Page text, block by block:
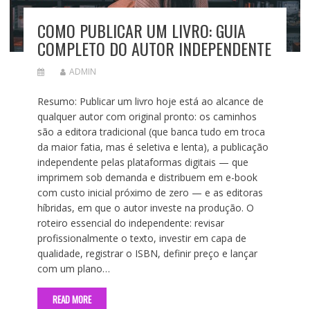
COMO PUBLICAR UM LIVRO: GUIA
COMPLETO DO AUTOR INDEPENDENTE
ADMIN
Resumo: Publicar um livro hoje está ao alcance de
qualquer autor com original pronto: os caminhos
são a editora tradicional (que banca tudo em troca
da maior fatia, mas é seletiva e lenta), a publicação
independente pelas plataformas digitais — que
imprimem sob demanda e distribuem em e-book
com custo inicial próximo de zero — e as editoras
híbridas, em que o autor investe na produção. O
roteiro essencial do independente: revisar
profissionalmente o texto, investir em capa de
qualidade, registrar o ISBN, definir preço e lançar
com um plano…
READ MORE